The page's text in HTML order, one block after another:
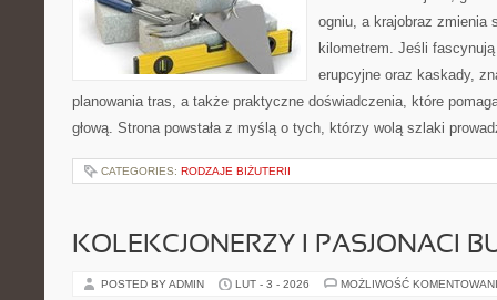
ogniu, a krajobraz zmienia
kilometrem. Jeśli
erupcyjne oraz kaskady,
planowania tras, a także praktyczne doświadczenia, które
głową. Strona powstała z myślą o tych, którzy wolą szlaki
CATEGORIES: RODZAJE BIŻUTERII
KOLEKCJONERZY I PASJONACI
POSTED BY ADMIN LUT - 3 - 2026 MOŻLIWOŚĆ